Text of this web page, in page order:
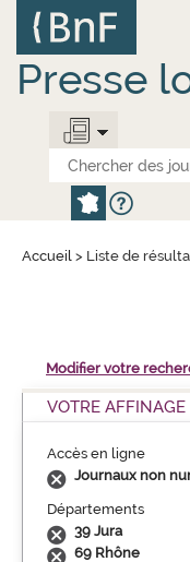
contenu
principal
Presse
Accueil > Liste de
Modifier votre
VOTRE AFFINAGE
Accès en ligne
Journaux non
Départements
39 Jura
69 Rhône
Panneau de gestion des